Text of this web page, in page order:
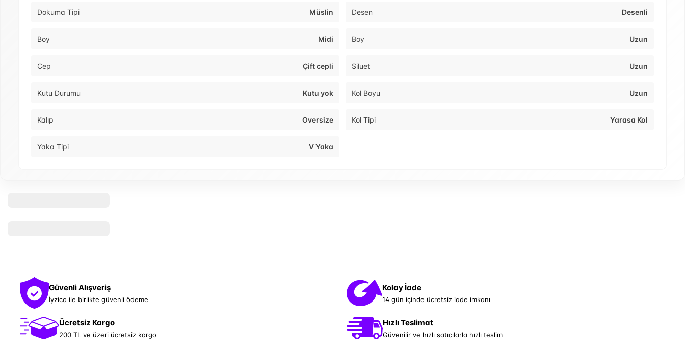
Dokuma Tipi Müslin Desen Desenli
Boy Midi Boy Uzun
Cep Çift cepli Siluet Uzun
Kutu Durumu Kutu yok Kol Boyu Uzun
Kalıp Oversize Kol Tipi Yarasa Kol
Yaka Tipi V Yaka
Güvenli Alışveriş
İyzico ile birlikte güvenli ödeme
Kolay İade
14 gün içinde ücretsiz iade imkanı
Ücretsiz Kargo
200 TL ve üzeri ücretsiz kargo
Hızlı Teslimat
Güvenilir ve hızlı satıcılarla hızlı teslim